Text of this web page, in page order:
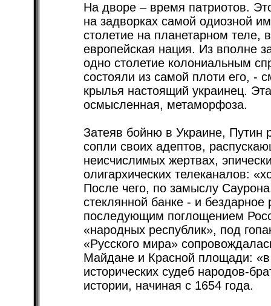
На дворе – время патриотов.
на задворках самой одиозной
столетие на планетарном теле,
европейская нация. Из вполне
одно столетие колониальным
состояли из самой плоти его, -
крылья настоящий украинец.
осмысленная, метаморфоза.
Затеяв бойню в Украине, Путин
сопли своих адептов,
неисчислимых жертвах,
олигархических телеканалов:
После чего, по замыслу
стеклянной банке - и
последующим поглощением
«народных республик», под
«Русского мира»
Майдане и Красной площади:
исторических судеб народов-
истории, начиная с 1654 года.